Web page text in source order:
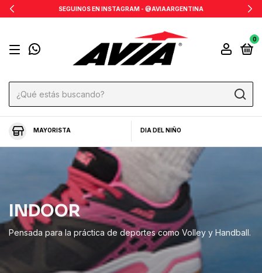
SEGUINOS EN INSTAGRAM - @AVIAARGENTINA
0
MAYORISTA DIA DEL NIÑO
INDOOR
Pensada para la práctica de deportes como Volley y Handball.